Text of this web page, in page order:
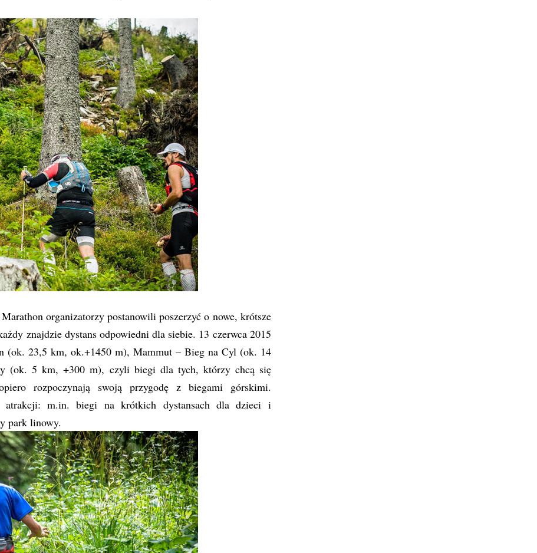
organizatorzy postanowili poszerzyć o nowe, krótsze
znajdzie dystans odpowiedni dla siebie. 13 czerwca 2015
(ok. 23,5 km, ok.+1450 m), Mammut – Bieg na Cyl (ok. 14
(ok. 5 km, +300 m), czyli biegi dla tych, którzy chcą się
rozpoczynają swoją przygodę z biegami górskimi.
atrakcji: m.in. biegi na krótkich dystansach dla dzieci i
park linowy.